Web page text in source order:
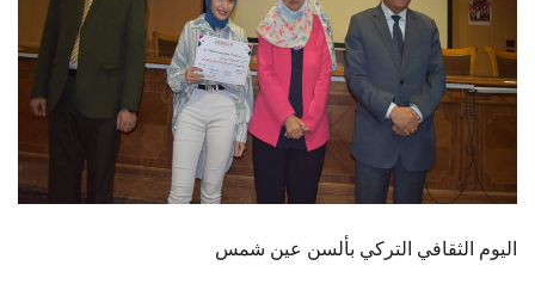
الدراسات العليا
الخريجين
الموظفون
اليوم الثقافي التركي بألسن عين شمس